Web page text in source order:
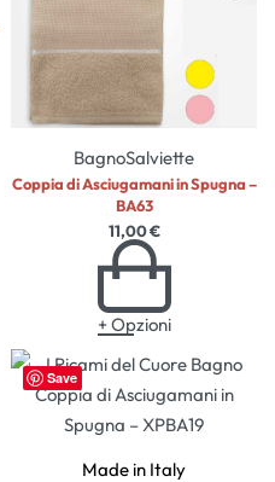
BagnoSalviette
Coppia di Asciugamani in Spugna –
BA63
11,00€
+ Opzioni
Save
Made in Italy